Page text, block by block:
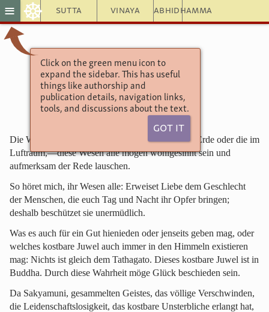
Sutta Vinaya Abhidhamma
≡ ☸
Click on the green menu icon to
expand the sidebar. This has useful
things like authorship and
publication details, navigation links,
tools, and discussions about the text.
Got It
Khuddaka-Pāţho 6
Ratana Sutta
Die Juwelen
Die Wesen, welche hier versammelt sind, die der Erde oder die im
Luftraum,—diese Wesen alle mögen wohlgesinnt sein und
aufmerksam der Rede lauschen.
So höret mich, ihr Wesen alle: Erweiset Liebe dem Geschlecht
der Menschen, die euch Tag und Nacht ihr Opfer bringen;
deshalb beschützet sie unermüdlich.
Was es auch für ein Gut hienieden oder jenseits geben mag, oder
welches kostbare Juwel auch immer in den Himmeln existieren
mag: Nichts ist gleich dem Tathagato. Dieses kostbare Juwel ist in
Buddha. Durch diese Wahrheit möge Glück beschieden sein.
Da Sakyamuni, gesammelten Geistes, das völlige Verschwinden,
die Leidenschaftslosigkeit, das kostbare Unsterbliche erlangt hat,